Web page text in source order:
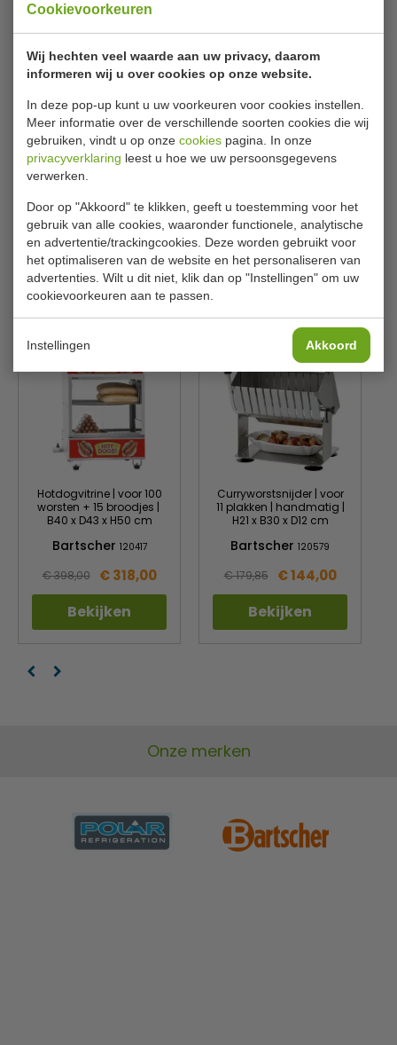
Cookievoorkeuren
Wij hechten veel waarde aan uw privacy, daarom
informeren wij u over cookies op onze website.
In deze pop-up kunt u uw voorkeuren voor cookies instellen.
Meer informatie over de verschillende soorten cookies die wij
gebruiken, vindt u op onze cookies pagina. In onze
privacyverklaring leest u hoe we uw persoonsgegevens
verwerken.
Door op "Akkoord" te klikken, geeft u toestemming voor het
gebruik van alle cookies, waaronder functionele, analytische
en advertentie/trackingcookies. Deze worden gebruikt voor
het optimaliseren van de website en het personaliseren van
advertenties. Wilt u dit niet, klik dan op "Instellingen" om uw
cookievoorkeuren aan te passen.
Instellingen Akkoord
Gebruiksaanwijzing
Specificaties
Model
BA120465
Afmeting B x D x H
27 x 35 x 24 cm
Afmeting B x D x H bassin
24 x 30 x 15 cm
Aansluitwaarde
1 kW
Gewicht
5.6 kilo
Hotdogvitrine | voor 100
worsten + 15 broodjes |
B40 x D43 x H50 cm
Bartscher 120417
€ 398,00 € 318,00
Bekijken
Curryworstsnijder | voor
11 plakken | handmatig |
H21 x B30 x D12 cm
Bartscher 120579
€ 179,85 € 144,00
Bekijken
Onze merken